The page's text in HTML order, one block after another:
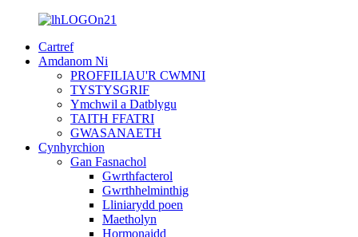
Cartref
Amdanom Ni
PROFFILIAU'R CWMNI
TYSTYSGRIF
Ymchwil a Datblygu
TAITH FFATRI
GWASANAETH
Cynhyrchion
Gan Fasnachol
Gwrthfacterol
Gwrthhelminthig
Lliniarydd poen
Maetholyn
Hormonaidd